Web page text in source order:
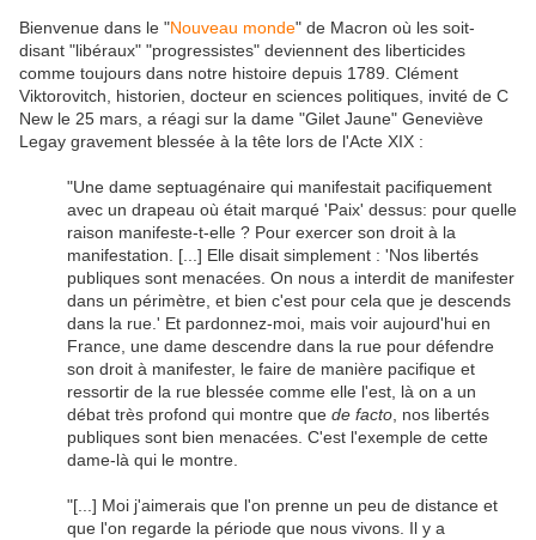
Bienvenue dans le "Nouveau monde" de Macron où les soit-
disant "libéraux" "progressistes" deviennent des liberticides
comme toujours dans notre histoire depuis 1789. Clément
Viktorovitch, historien, docteur en sciences politiques, invité de C
New le 25 mars, a réagi sur la dame "Gilet Jaune" Geneviève
Legay gravement blessée à la tête lors de l'Acte XIX :
"Une dame septuagénaire qui manifestait pacifiquement
avec un drapeau où était marqué 'Paix' dessus: pour quelle
raison manifeste-t-elle ? Pour exercer son droit à la
manifestation. [...] Elle disait simplement : 'Nos libertés
publiques sont menacées. On nous a interdit de manifester
dans un périmètre, et bien c'est pour cela que je descends
dans la rue.' Et pardonnez-moi, mais voir aujourd'hui en
France, une dame descendre dans la rue pour défendre
son droit à manifester, le faire de manière pacifique et
ressortir de la rue blessée comme elle l'est, là on a un
débat très profond qui montre que de facto , nos libertés
publiques sont bien menacées. C'est l'exemple de cette
dame-là qui le montre.
"[...] Moi j'aimerais que l'on prenne un peu de distance et
que l'on regarde la période que nous vivons. Il y a